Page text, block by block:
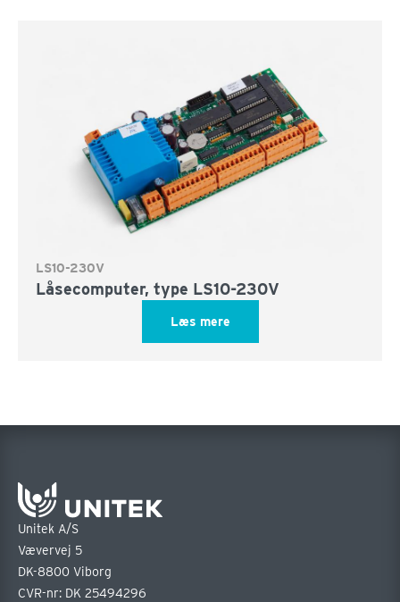
LS10-230V
Låsecomputer, type LS10-230V
Læs mere
Unitek A/S
Vævervej 5
DK-8800 Viborg
CVR-nr: DK 25494296